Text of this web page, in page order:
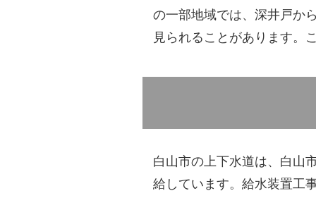
の一部地域では、深井戸か
見られることがあります。
白山市の上下水道は、白山
給しています。給水装置工